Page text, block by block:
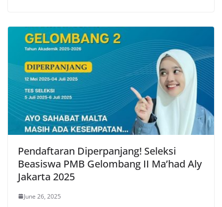
Pendaftaran Diperpanjang! Seleksi
Beasiswa PMB Gelombang II Ma’had Aly
Jakarta 2025
June 26, 2025